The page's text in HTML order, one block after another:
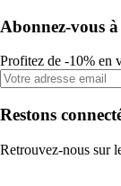
Abonnez-vous
Profitez de -10% en
Restons
Retrouvez-nous sur